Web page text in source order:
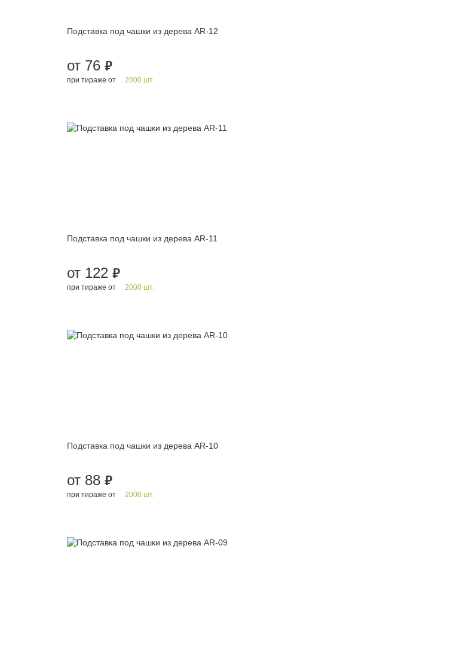
Подставка под чашки из дерева AR-12
от 76 руб.
при тираже от 2000 шт.
Подставка под чашки из дерева AR-11
от 122 руб.
при тираже от 2000 шт.
Подставка под чашки из дерева AR-10
от 88 руб.
при тираже от 2000 шт.